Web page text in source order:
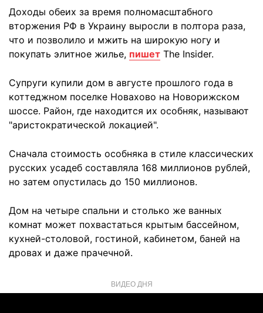
Доходы обеих за время полномасштабного
вторжения РФ в Украину выросли в полтора раза,
что и позволило и мжить на широкую ногу и
покупать элитное жилье, пишет The Insider.
Супруги купили дом в августе прошлого года в
коттеджном поселке Новахово на Новорижском
шоссе. Район, где находится их особняк, называют
"аристократической локацией".
Сначала стоимость особняка в стиле классических
русских усадеб составляла 168 миллионов рублей,
но затем опустилась до 150 миллионов.
Дом на четыре спальни и столько же ванных
комнат может похвастаться крытым бассейном,
кухней-столовой, гостиной, кабинетом, баней на
дровах и даже прачечной.
ВИДЕО ДНЯ